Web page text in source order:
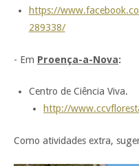
https://
289338/
- Em Proença-a-Nova:
Centro de Ciência Viva.
http://
Como atividades extra,